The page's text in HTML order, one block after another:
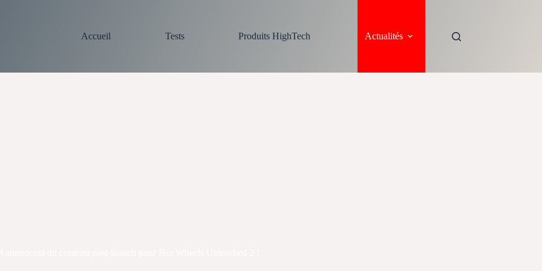
Accueil
Tests Produits HighTech Actualités